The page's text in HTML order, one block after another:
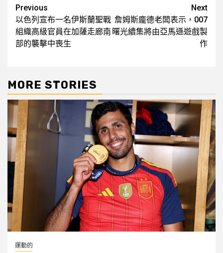
Post
navigation
Previous
以色列宣布一名伊斯蘭聖戰
組織高級官員在加薩走廊南
部的襲擊中喪生
Next
詹姆斯龐德老闆表示，007
曙光續集將由亞馬遜遊戲製
作
MORE STORIES
運動的